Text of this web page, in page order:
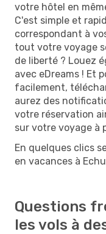
votre hôtel en
C'est simple et
correspondant à
tout votre voyage
de liberté ? Louez
avec eDreams ! Et
facilement,
aurez des
votre réservation
sur votre voyage à
En quelques clics
en vacances à
Questions
les vols à